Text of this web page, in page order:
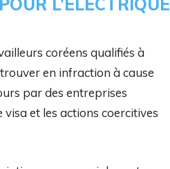
coréens qualifiés à
en infraction à cause
par des entreprises
et les actions coercitives